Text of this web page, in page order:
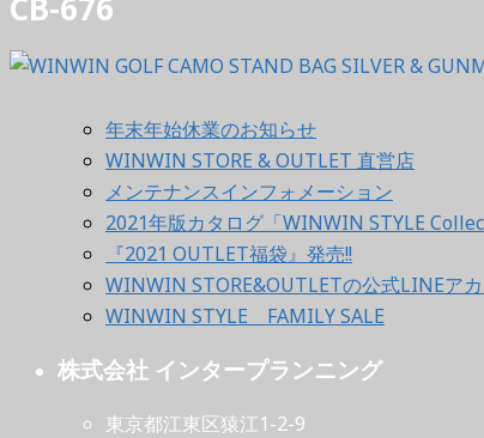
CB-676
年末年始休業のお知らせ
WINWIN STORE & OUTLET 直営店
メンテナンスインフォメーション
2021年版カタログ「WINWIN STYLE
『2021 OUTLET福袋』発売!!
WINWIN STORE&OUTLETの公式LINEア
WINWIN STYLE FAMILY SALE
株式会社 インタープランニング
東京都江東区猿江1-2-9